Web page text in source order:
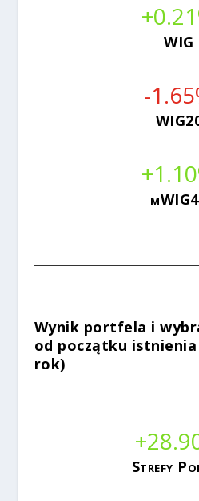
+0.21
WIG
-1.65
+1.10
Wynik portfela i
od początku istnienia
rok)
Strefy